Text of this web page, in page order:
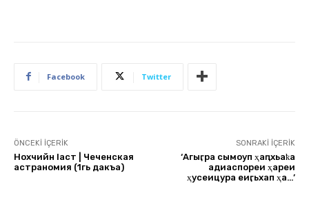
Facebook Twitter
ÖNCEKI İÇERIK
Нохчийн lаст | Чеченская
астраномия (1гь дакъа)
SONRAKI İÇERIK
‘Агәыӷра сымоуп ҳаԥхьаҟа
адиаспореи ҳареи
ҳусеицура еиӷьхап ҳәа…’